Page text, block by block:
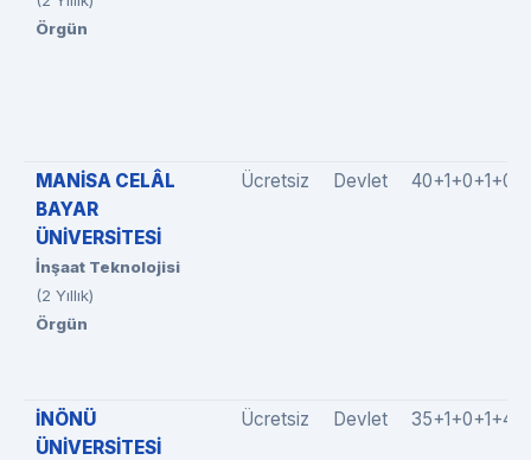
Örgün
MANİSA CELÂL
BAYAR
ÜNİVERSİTESİ
İnşaat Teknolojisi
(2 Yıllık)
Örgün
Ücretsiz Devlet 40+1+0+1+0
İNÖNÜ
ÜNİVERSİTESİ
Ücretsiz Devlet 35+1+0+1+4